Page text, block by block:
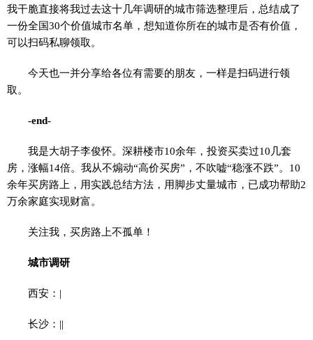
我干脆直接将我过去这十几年调研的城市筛选整理后，总结成了
一份全国30个价值城市名单，想知道你所在的城市是否有价值，
可以扫码私聊领取。
今天也一并分享给各位有需要的朋友，一样是扫码进行领
取。
-end-
我是大胡子李俊怀。深耕楼市10余年，投资买卖过10几套
房，涨幅14倍。我从不煽动“高价买房”，不吹嘘“稳涨不跌”。10
余年买房路上，用实践总结方法，用脚步丈量城市，已成功帮助2
万余家庭实现财富。
关注我，买房路上不孤单！
城市调研
西安：|
长沙：||